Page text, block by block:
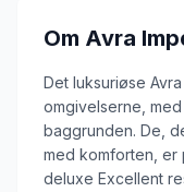
Om Avra
Det luksuriøse
omgivelserne,
baggrunden. De,
med komforten,
deluxe Excellent